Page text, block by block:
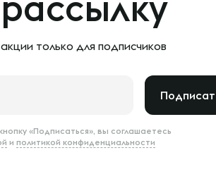
только для подписчиков
«Подписаться», вы соглашаетесь
и политикой конфиденциальности